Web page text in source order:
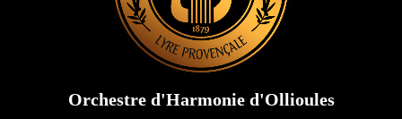
Orchestre d'Harmonie d'Ollioules